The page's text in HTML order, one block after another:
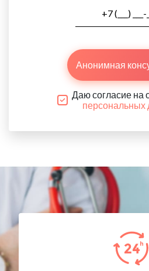
Анонимная
Даю согласие на
персональных